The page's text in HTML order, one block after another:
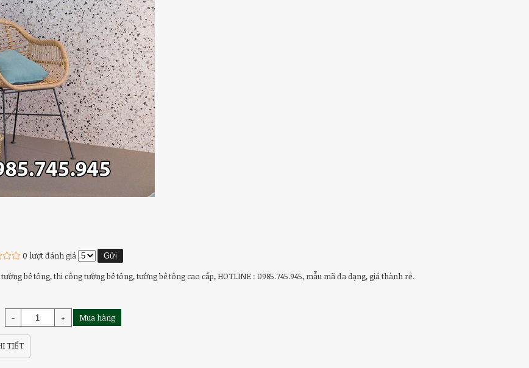
0 lượt đánh giá
bê tông, thi công tường bê tông, tường bê tông cao cấp, HOTLINE : 0985.745.945, mẫu mã đa dạng, giá thành rẻ.
- + Mua hàng
TIẾT